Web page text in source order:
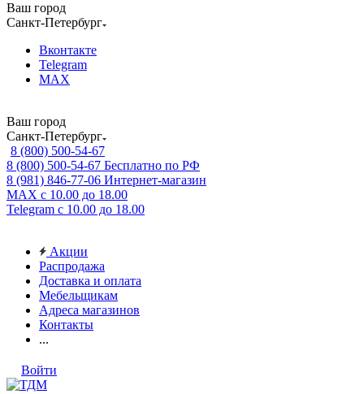
Ваш город
Санкт-Петербург
Вконтакте
Telegram
MAX
Ваш город
Санкт-Петербург
8 (800) 500-54-67
8 (800) 500-54-67 Бесплатно по РФ
8 (981) 846-77-06 Интернет-магазин
MAX с 10.00 до 18.00
Telegram с 10.00 до 18.00
Акции
Распродажа
Доставка и оплата
Мебельщикам
Адреса магазинов
Контакты
...
Войти